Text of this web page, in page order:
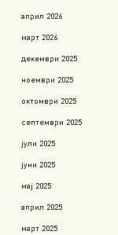
април 2026
март 2026
декември 2025
ноември 2025
октомври 2025
септември 2025
јули 2025
јуни 2025
мај 2025
април 2025
март 2025